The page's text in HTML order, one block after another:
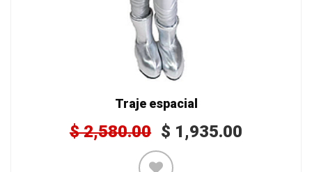
Traje espacial
$2,580.00 $ 1,935.00